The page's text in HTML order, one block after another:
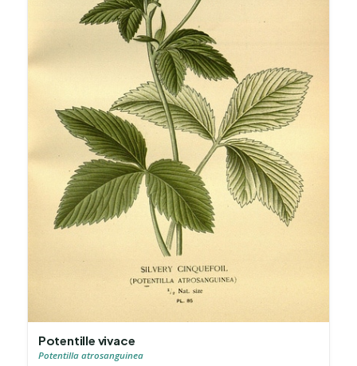
Potentille vivace
Potentilla atrosanguinea